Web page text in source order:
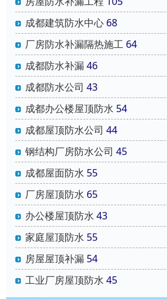
成都建筑防水中心 68
厂房防水补漏隔热施工 64
成都防水补漏46
成都防水公司 43
成都办公楼屋顶防水 54
成都屋顶防水公司 44
钢结构厂房防水公司 45
成都屋面防水 55
厂房屋顶防水 65
办公楼屋顶防水 43
家庭屋顶防水 55
房屋屋顶补漏 54
工业厂房屋顶防水 45